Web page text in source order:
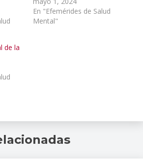
En "Efemérides de Salud
Mental"
de la